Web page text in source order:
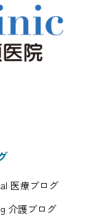
医療ブログ
介護ブログ